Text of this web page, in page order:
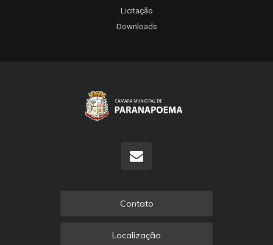
Licitação
Downloads
Contato
Localização